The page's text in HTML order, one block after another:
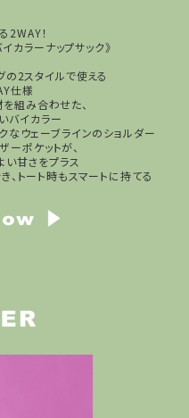
2WAY！
カラーナップサック》
の2スタイルで使える
仕様
組み合わせた、
バイカラー
なウェーブラインのショルダー
ーポケットが、
い甘さをプラス
、トート時もスマートに持てる